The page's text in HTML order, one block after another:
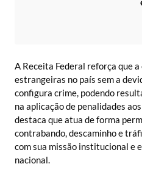
A Receita Federal reforça que
estrangeiras no país sem a
configura crime, podendo
na aplicação de penalidades
destaca que atua de forma
contrabando, descaminho e
com sua missão institucional e
nacional.